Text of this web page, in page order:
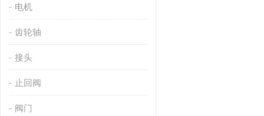
电机
齿轮轴
接头
止回阀
阀门